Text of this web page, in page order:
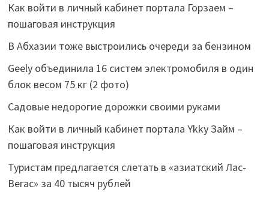
Как войти в личный кабинет портала Горзаем –
пошаговая инструкция
В Абхазии тоже выстроились очереди за бензином
Geely объединила 16 систем электромобиля в один
блок весом 75 кг (2 фото)
Садовые недорогие дорожки своими руками
Как войти в личный кабинет портала Ykky Займ –
пошаговая инструкция
Туристам предлагается слетать в «азиатский Лас-
Вегас» за 40 тысяч рублей